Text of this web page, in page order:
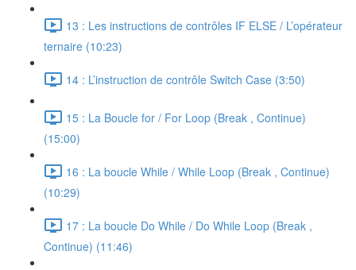
13 : Les instructions de contrôles IF ELSE / L’opérateur
ternaire (10:23)
14 : L’instruction de contrôle Switch Case (3:50)
15 : La Boucle for / For Loop (Break , Continue)
(15:00)
16 : La boucle While / While Loop (Break , Continue)
(10:29)
17 : La boucle Do While / Do While Loop (Break ,
Continue) (11:46)